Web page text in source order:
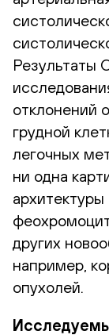
Результаты
отклонений
грудной
легочных
ни одна
других
например,
опухолей.